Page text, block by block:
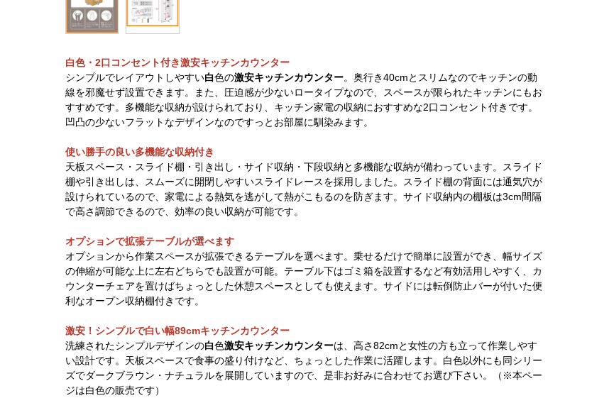
白色・2口コンセント付き激安キッチンカウンター
シンプルでレイアウトしやすい白色の激安キッチンカウンター。奥行き40cmとスリムなのでキッチンの動
線を邪魔せず設置できます。また、圧迫感が少ないロータイプなので、スペースが限られたキッチンにもお
すすめです。多機能な収納が設けられており、キッチン家電の収納におすすめな2口コンセント付きです。
凹凸の少ないフラットなデザインなのですっとお部屋に馴染みます。
使い勝手の良い多機能な収納付き
天板スペース・スライド棚・引き出し・サイド収納・下段収納と多機能な収納が備わっています。スライド
棚や引き出しは、スムーズに開閉しやすいスライドレースを採用しました。スライド棚の背面には通気穴が
設けられているので、家電による熱気を逃がして熱がこもるのを防ぎます。サイド収納内の棚板は3cm間隔
で高さ調節できるので、効率の良い収納が可能です。
オプションで拡張テーブルが選べます
オプションから作業スペースが拡張できるテーブルを選べます。乗せるだけで簡単に設置ができ、幅サイズ
の伸縮が可能な上に左右どちらでも設置が可能。テーブル下はゴミ箱を設置するなど有効活用しやすく、カ
ウンターチェアを置けばちょっとした休憩スペースとしても使えます。サイドには転倒防止バーが付いた便
利なオープン収納棚付きです。
激安！シンプルで白い幅89cmキッチンカウンター
洗練されたシンプルデザインの白色激安キッチンカウンターは、高さ82cmと女性の方も立って作業しやす
い設計です。天板スペースで食事の盛り付けなど、ちょっとした作業に活躍します。白色以外にも同シリー
ズでダークブラウン・ナチュラルを展開していますので、是非お好みに合わせてお選び下さい。（※本ペー
ジは白色の販売です）